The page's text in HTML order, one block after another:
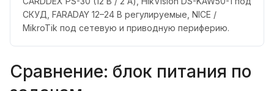
СКУД, FARADAY 12–24 В регулируемые, NICE /
MikroTik под сетевую и приводную периферию.
Сравнение: блок питания по